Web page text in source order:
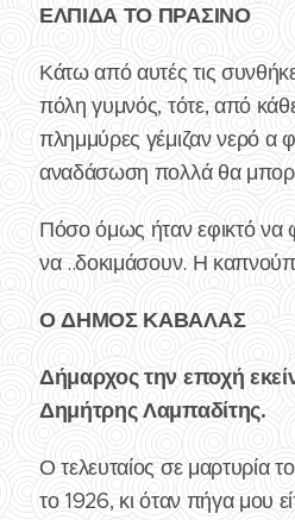
ΕΛΠΙΔΑ ΤΟ ΠΡΑΣΙΝΟ
Κάτω από αυτές τις
πόλη γυμνός, τότε, από
πλημμύρες γέμιζαν νερό α
αναδάσωση πολλά θα
Πόσο όμως ήταν εφικτό να
να ..δοκιμάσουν. Η
Ο ΔΗΜΟΣ ΚΑΒΑΛΑΣ
Δήμαρχος την εποχή
Δημήτρης Λαμπαδίτης.
Ο τελευταίος σε μαρτυρία
το 1926, κι όταν πήγα μου